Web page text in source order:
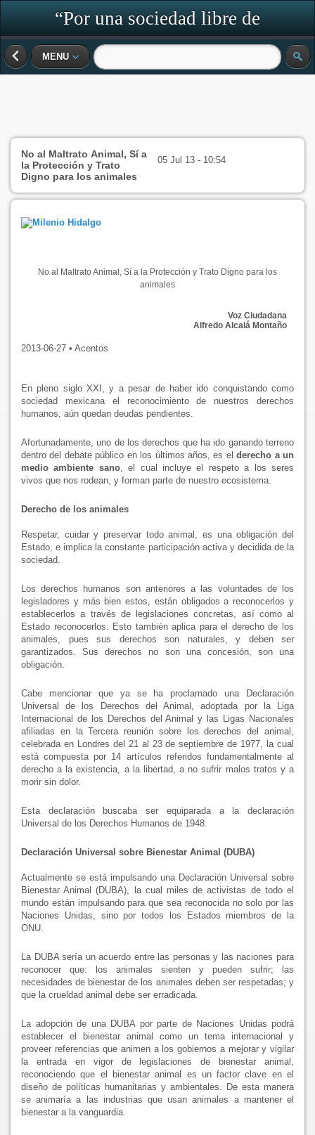
“Por una sociedad libre de
discriminación y de violencia”
MENU
No al Maltrato Animal, Sí a
la Protección y Trato
Digno para los animales
05 Jul 13 - 10:54
No al Maltrato Animal, Sí a la Protección y Trato Digno para los
animales
Voz Ciudadana
Alfredo Alcalá Montaño
2013-06-27 • Acentos
En pleno siglo XXI, y a pesar de haber ido conquistando como
sociedad mexicana el reconocimiento de nuestros derechos
humanos, aún quedan deudas pendientes.
Afortunadamente, uno de los derechos que ha ido ganando terreno
dentro del debate público en los últimos años, es elderecho a un
medio ambiente sano, el cual incluye el respeto a los seres
vivos que nos rodean, y forman parte de nuestro ecosistema.
Derecho de los animales
Respetar, cuidar y preservar todo animal, es una obligación del
Estado, e implica la constante participación activa y decidida de la
sociedad.
Los derechos humanos son anteriores a las voluntades de los
legisladores y más bien estos, están obligados a reconocerlos y
establecerlos a través de legislaciones concretas, así como al
Estado reconocerlos. Esto también aplica para el derecho de los
animales, pues sus derechos son naturales, y deben ser
garantizados. Sus derechos no son una concesión, son una
obligación.
Cabe mencionar que ya se ha proclamado una Declaración
Universal de los Derechos del Animal, adoptada por la Liga
Internacional de los Derechos del Animal y las Ligas Nacionales
afiliadas en la Tercera reunión sobre los derechos del animal,
celebrada en Londres del 21 al 23 de septiembre de 1977, la cual
está compuesta por 14 artículos referidos fundamentalmente al
derecho a la existencia, a la libertad, a no sufrir malos tratos y a
morir sin dolor.
Esta declaración buscaba ser equiparada a la declaración
Universal de los Derechos Humanos de 1948.
Declaración Universal sobre Bienestar Animal (DUBA)
Actualmente se está impulsando una Declaración Universal sobre
Bienestar Animal (DUBA), la cual miles de activistas de todo el
mundo están impulsando para que sea reconocida no solo por las
Naciones Unidas, sino por todos los Estados miembros de la
ONU.
La DUBA sería un acuerdo entre las personas y las naciones para
reconocer que: los animales sienten y pueden sufrir; las
necesidades de bienestar de los animales deben ser respetadas; y
que la crueldad animal debe ser erradicada.
La adopción de una DUBA por parte de Naciones Unidas podrá
establecer el bienestar animal como un tema internacional y
proveer referencias que animen a los gobiernos a mejorar y vigilar
la entrada en vigor de legislaciones de bienestar animal,
reconociendo que el bienestar animal es un factor clave en el
diseño de políticas humanitarias y ambientales. De esta manera
se animaría a las industrias que usan animales a mantener el
bienestar a la vanguardia.